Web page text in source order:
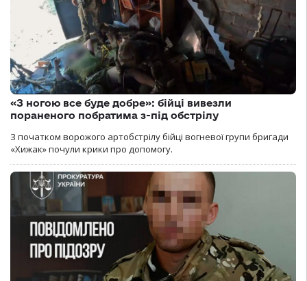
«З ногою все буде добре»: бійці вивезли
пораненого побратима з-під обстрілу
З початком ворожого артобстрілу бійці вогневої групи бригади
«Хижак» почули крики про допомогу.